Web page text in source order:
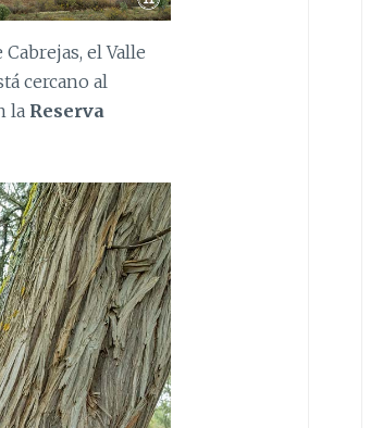
el Valle
cercano al
la Reserva